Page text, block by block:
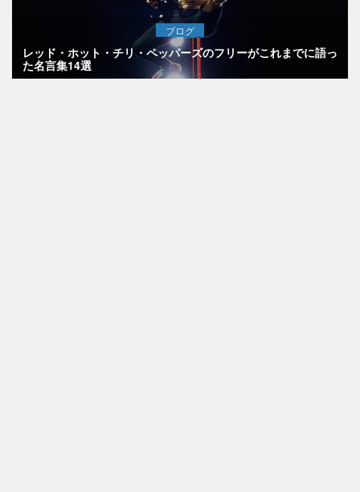
ブログ
レッド・ホット・チリ・ペッパーズのフリーがこれまでに語っ
た名言集14選